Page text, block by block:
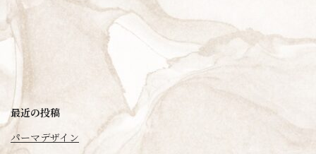
最近の投稿
パーマデザイン